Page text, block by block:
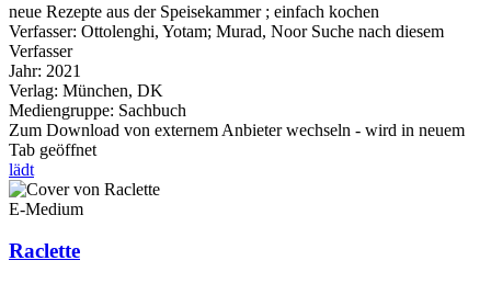
neue Rezepte aus der Speisekammer ; einfach kochen
Verfasser: Ottolenghi, Yotam; Murad, Noor Suche nach diesem
Verfasser
Jahr: 2021
Verlag: München, DK
Mediengruppe: Sachbuch
Zum Download von externem Anbieter wechseln - wird in neuem
Tab geöffnet
lädt
E-Medium
Raclette